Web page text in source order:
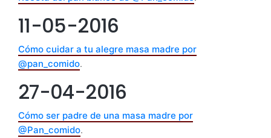
11-05-2016
Cómo cuidar a tu alegre masa madre por
@pan_comido.
27-04-2016
Cómo ser padre de una masa madre por
@Pan_comido.